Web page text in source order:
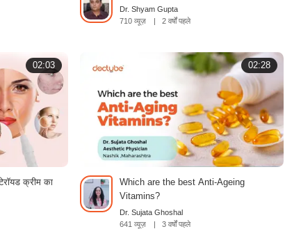
Dr. Shyam Gupta
710 व्यूज़
| 2 वर्षों पहले
02:03
क्रीम का
02:28
Which are the best Anti-Ageing
Vitamins?
Dr. Sujata Ghoshal
641 व्यूज़
| 3 वर्षों पहले